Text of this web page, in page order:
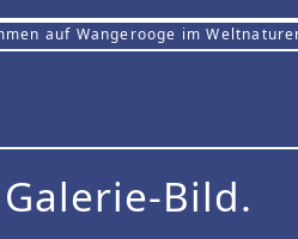
auf Wangerooge im
Galerie-Bild.